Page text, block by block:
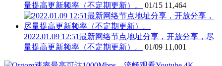
量提高更新频率（不定期更新）。
01/15 11,464
2022.01.09 12:51最新网络节点地址分享，开放分享，尽
量提高更新频率（不定期更新）。
01/09 11,001